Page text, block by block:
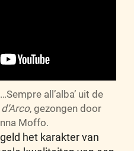
all’alba’ uit de
, gezongen door
Moffo.
het karakter van